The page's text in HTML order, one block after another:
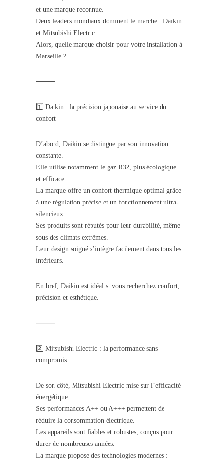
et une marque reconnue.
Deux leaders mondiaux dominent le marché : Daikin
et Mitsubishi Electric.
Alors, quelle marque choisir pour votre installation à
Marseille ?
⸻
1️⃣ Daikin : la précision japonaise au service du
confort
D’abord, Daikin se distingue par son innovation
constante.
Elle utilise notamment le gaz R32, plus écologique
et efficace.
La marque offre un confort thermique optimal grâce
à une régulation précise et un fonctionnement ultra-
silencieux.
Ses produits sont réputés pour leur durabilité, même
sous des climats extrêmes.
Leur design soigné s’intègre facilement dans tous les
intérieurs.
En bref, Daikin est idéal si vous recherchez confort,
précision et esthétique.
⸻
2️⃣ Mitsubishi Electric : la performance sans
compromis
De son côté, Mitsubishi Electric mise sur l’efficacité
énergétique.
Ses performances A++ ou A+++ permettent de
réduire la consommation électrique.
Les appareils sont fiables et robustes, conçus pour
durer de nombreuses années.
La marque propose des technologies modernes :